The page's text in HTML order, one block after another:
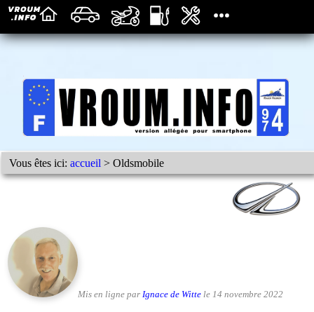
Vous êtes ici:accueil > Oldsmobile
Mis en ligne par Ignace de Witte le 14 novembre 2022